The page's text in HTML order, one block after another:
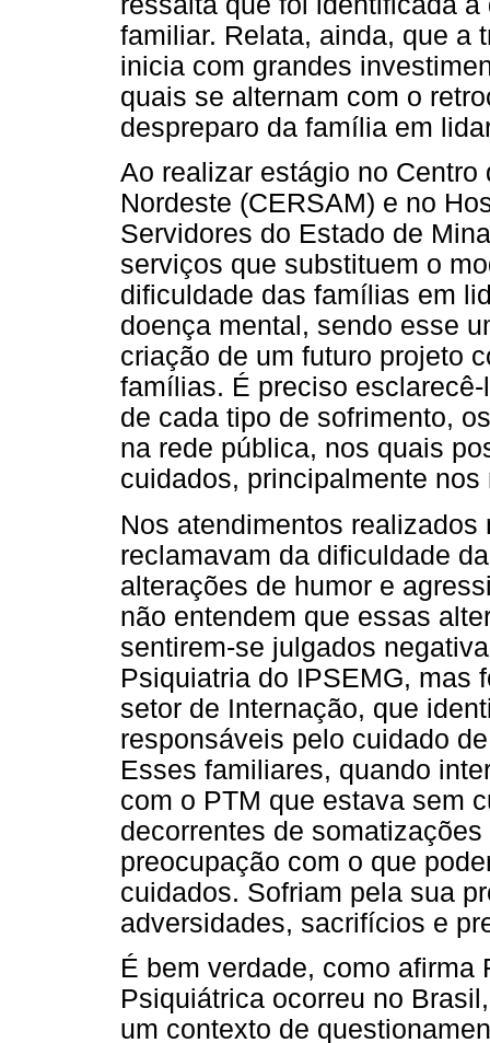
familiar. Relata, ainda, que a
inicia com grandes
quais se alternam com o
despreparo da família em
Ao realizar estágio no
Nordeste (CERSAM) e no
Servidores do Estado de
serviços que substituem o
dificuldade das famílias em
doença mental, sendo esse
criação de um futuro projeto
famílias. É preciso
de cada tipo de sofrimento,
na rede pública, nos quais
cuidados, principalmente
Nos atendimentos
reclamavam da dificuldade
alterações de humor e
não entendem que essas
sentirem-se julgados
Psiquiatria do IPSEMG, mas
setor de Internação, que
responsáveis pelo cuidado
Esses familiares, quando
com o PTM que estava sem
decorrentes de
preocupação com o que
cuidados. Sofriam pela sua
adversidades, sacrifícios e
É bem verdade, como afirma
Psiquiátrica ocorreu no
um contexto de